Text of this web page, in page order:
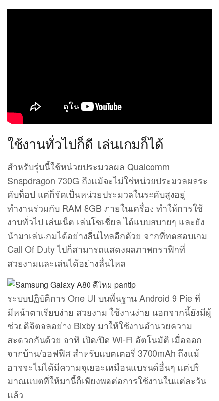
ใช้งานทั่วไปก็ดี เล่นเกมก็ได้
สำหรับรุ่นนี้ใช้หน่วยประมวลผล Qualcomm
Snapdragon 730G ถึงแม้จะไม่ใช่หน่วยประมวลผลระ
ดับท็อป แต่ก็จัดเป็นหน่วยประมวลในระดับสูงอยู่
ทำงานร่วมกับ RAM 8GB ภายในเครื่อง ทำให้การใช้
งานทั่วไป เล่นเน็ต เล่นโซเชี่ยล ได้แบบสบายๆ และยัง
นำมาเล่นเกมได้อย่างลื่นไหลอีกด้วย จากที่ทดสอบเกม
Call Of Duty ไปก็สามารถแสดงผลภาพกราฟิกที่
สวยงามและเล่นได้อย่างลื่นไหล
ระบบปฏิบัติการ One UI บนพื้นฐาน Android 9 Pie ที่
มีหน้าตาเรียบง่าย สวยงาม ใช้งานง่าย นอกจากนี้ยังมีผู้
ช่วยดิจิตอลอย่าง Bixby มาให้ใช้งานอำนวยความ
สะดวกกันด้วย อาทิ เปิด/ปิด Wi-Fi อัตโนมัติ เมื่อออก
จากบ้าน/ออฟฟิศ สำหรับแบตเตอรี่ 3700mAh ถึงแม้
อาจจะไม่ได้มีความจุเยอะเหมือนแบรนด์​อื่นๆ แต่ปริ
มาณแบตที่ให้มานี้ก็เพียงพอต่อการใช้งานในแต่ละวัน
แล้ว